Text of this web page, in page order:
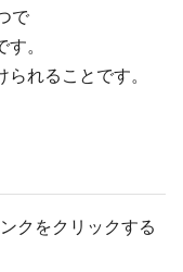
で
。
れることです。
クをクリックする